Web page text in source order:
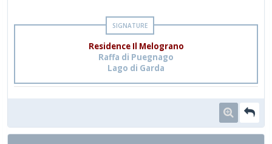
Residence Il Melograno
Raffa di Puegnago
Lago di Garda